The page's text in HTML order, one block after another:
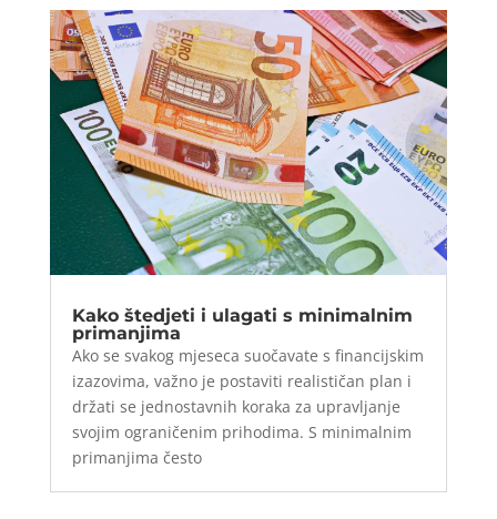
Kako štedjeti i ulagati s minimalnim
primanjima
Ako se svakog mjeseca suočavate s financijskim
izazovima, važno je postaviti realističan plan i
držati se jednostavnih koraka za upravljanje
svojim ograničenim prihodima. S minimalnim
primanjima često